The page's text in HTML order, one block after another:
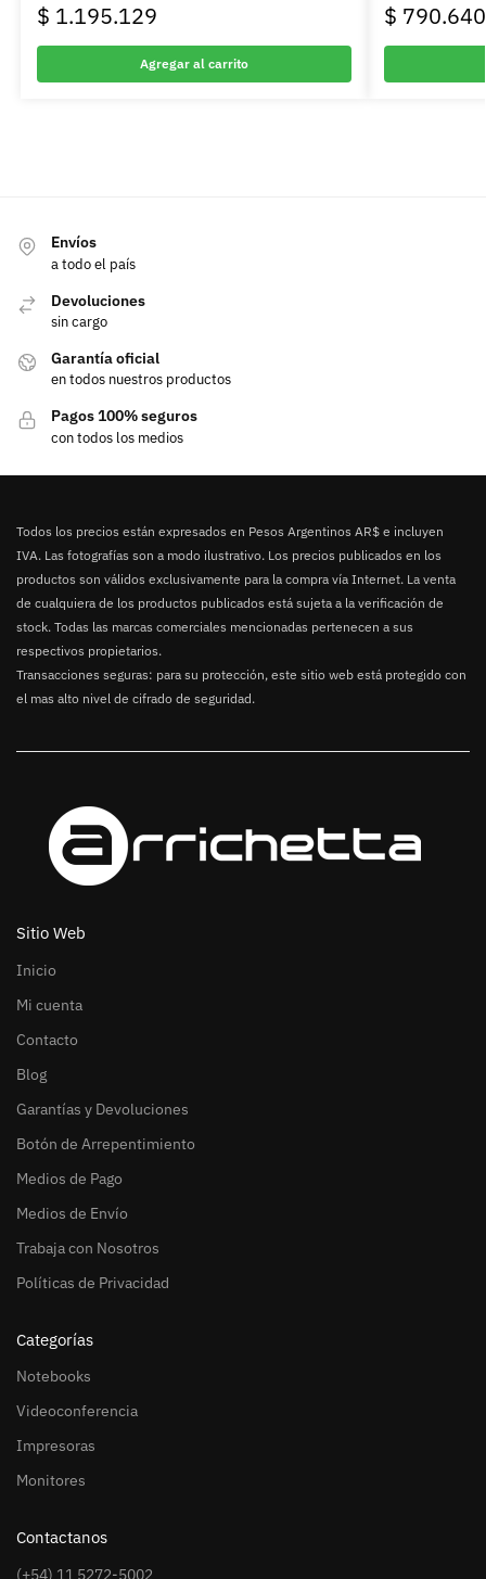
$ 1.195.129
Agregar al carrito
$ 790.640
Envíos
a todo el país
Devoluciones
sin cargo
Garantía oficial
en todos nuestros productos
Pagos 100% seguros
con todos los medios
Todos los precios están expresados en Pesos Argentinos AR$ e incluyen
IVA. Las fotografías son a modo ilustrativo. Los precios publicados en los
productos son válidos exclusivamente para la compra vía Internet. La venta
de cualquiera de los productos publicados está sujeta a la verificación de
stock. Todas las marcas comerciales mencionadas pertenecen a sus
respectivos propietarios.
Transacciones seguras: para su protección, este sitio web está protegido con
el mas alto nivel de cifrado de seguridad.
Sitio Web
Inicio
Mi cuenta
Contacto
Blog
Garantías y Devoluciones
Botón de Arrepentimiento
Medios de Pago
Medios de Envío
Trabaja con Nosotros
Políticas de Privacidad
Categorías
Notebooks
Videoconferencia
Impresoras
Monitores
Contactanos
(+54) 11 5272-5002